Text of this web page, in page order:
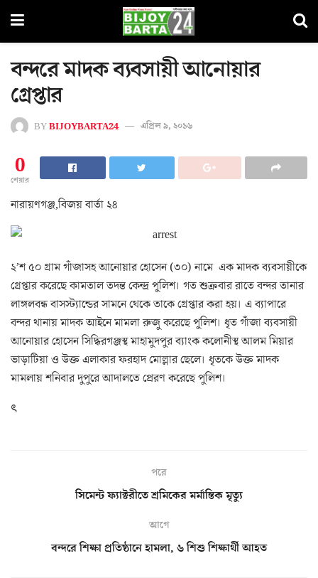
বন্দরে মাদক ব্যবসায়ী আনোয়ার
গ্রেপ্তার
BYBIJOYBARTA24 এপ্রিল ৯, ২০১৬
0
শেয়ার
নারায়ণগঞ্জ,বিজয় বার্তা ২৪
২’শ ৫০ গ্রাম গাঁজাসহ আনোয়ার হোসেন (৩০) নামে এক মাদক ব্যবসায়ীকে
গ্রেপ্তার করেছে কামতাল তদন্ত কেন্দ্র পুলিশ। গত শুক্রবার রাতে বন্দর তানার
লাঙ্গলবন্ধ বাসস্ট্যান্ডের সামনে থেকে তাকে গ্রেপ্তার করা হয়। এ ব্যাপারে
বন্দর থানায় মাদক আইনে মামলা রুজু করেছে পুলিশ। ধৃত গাঁজা ব্যবসায়ী
আনোয়ার হোসেন সিদ্ধিরগঞ্জস্থ মাহামুদপুর ব্যাংক কলোনীস্থ আলম মিয়ার
ভাড়াটিয়া ও উক্ত এলাকার ফরহাদ মোল্লার ছেলে। ধৃতকে উক্ত মাদক
মামলায় শনিবার দুপুরে আদালতে প্রেরণ করেছে পুলিশ।
ৎ
পরে
সিমেন্ট ফ্যাক্টরীতে শ্রমিকের মর্মান্তিক মৃত্যু
আগে
বন্দরে শিক্ষা প্রতিষ্ঠানে হামলা, ৬ শিশু শিক্ষার্থী আহত